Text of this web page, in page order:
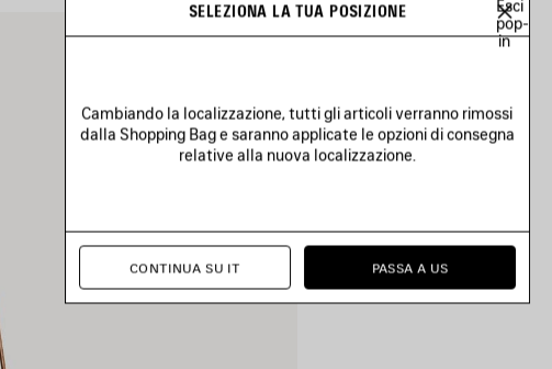
SELEZIONA LA TUA POSIZIONE
Esci
pop-
in
Cambiando la localizzazione, tutti gli articoli verranno rimossi
dalla Shopping Bag e saranno applicate le opzioni di consegna
relative alla nuova localizzazione.
CONTINUA SU IT PASSA A US